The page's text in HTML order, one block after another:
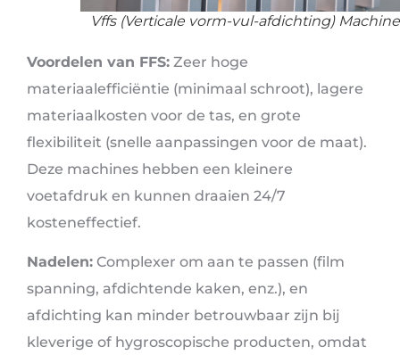
Vffs (Verticale vorm-vul-afdichting) Machine
Voordelen van FFS: Zeer hoge
materiaalefficiëntie (minimaal schroot), lagere
materiaalkosten voor de tas, en grote
flexibiliteit (snelle aanpassingen voor de maat).
Deze machines hebben een kleinere
voetafdruk en kunnen draaien 24/7
kosteneffectief.
Nadelen: Complexer om aan te passen (film
spanning, afdichtende kaken, enz.), en
afdichting kan minder betrouwbaar zijn bij
kleverige of hygroscopische producten, omdat